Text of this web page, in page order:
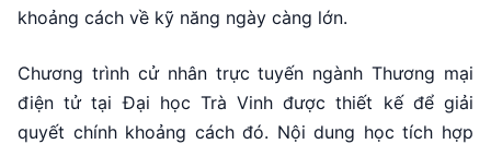
khoảng cách về kỹ năng ngày càng lớn.
Chương trình cử nhân trực tuyến ngành Thương mại
điện tử tại Đại học Trà Vinh được thiết kế để giải
quyết chính khoảng cách đó. Nội dung học tích hợp